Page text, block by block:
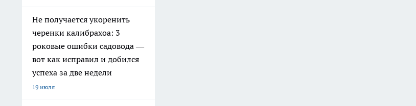
Не получается укоренить
черенки калибрахоа: 3
роковые ошибки садовода —
вот как исправил и добился
успеха за две недели
19 июля